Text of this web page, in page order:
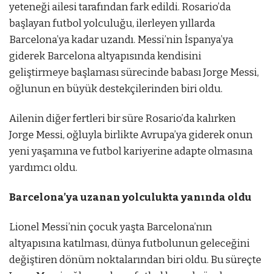
yeteneği ailesi tarafından fark edildi. Rosario’da
başlayan futbol yolculuğu, ilerleyen yıllarda
Barcelona’ya kadar uzandı. Messi’nin İspanya’ya
giderek Barcelona altyapısında kendisini
geliştirmeye başlaması sürecinde babası Jorge Messi,
oğlunun en büyük destekçilerinden biri oldu.
Ailenin diğer fertleri bir süre Rosario’da kalırken
Jorge Messi, oğluyla birlikte Avrupa’ya giderek onun
yeni yaşamına ve futbol kariyerine adapte olmasına
yardımcı oldu.
Barcelona’ya uzanan yolculukta yanında oldu
Lionel Messi’nin çocuk yaşta Barcelona’nın
altyapısına katılması, dünya futbolunun geleceğini
değiştiren dönüm noktalarından biri oldu. Bu süreçte